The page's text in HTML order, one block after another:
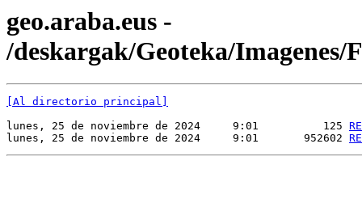
geo.araba.eus -
/deskargak/Geoteka/Imagenes/
[Al directorio principal]
lunes, 25 de noviembre de 2024     9:01          125
lunes, 25 de noviembre de 2024     9:01       952602